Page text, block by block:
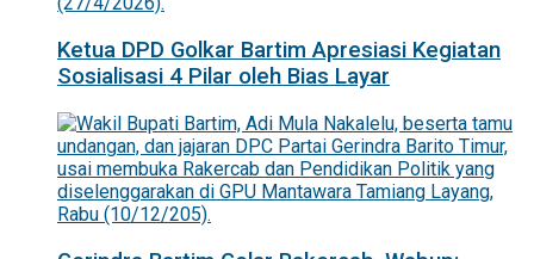
Ketua DPD Golkar Bartim Apresiasi Kegiatan
Sosialisasi 4 Pilar oleh Bias Layar